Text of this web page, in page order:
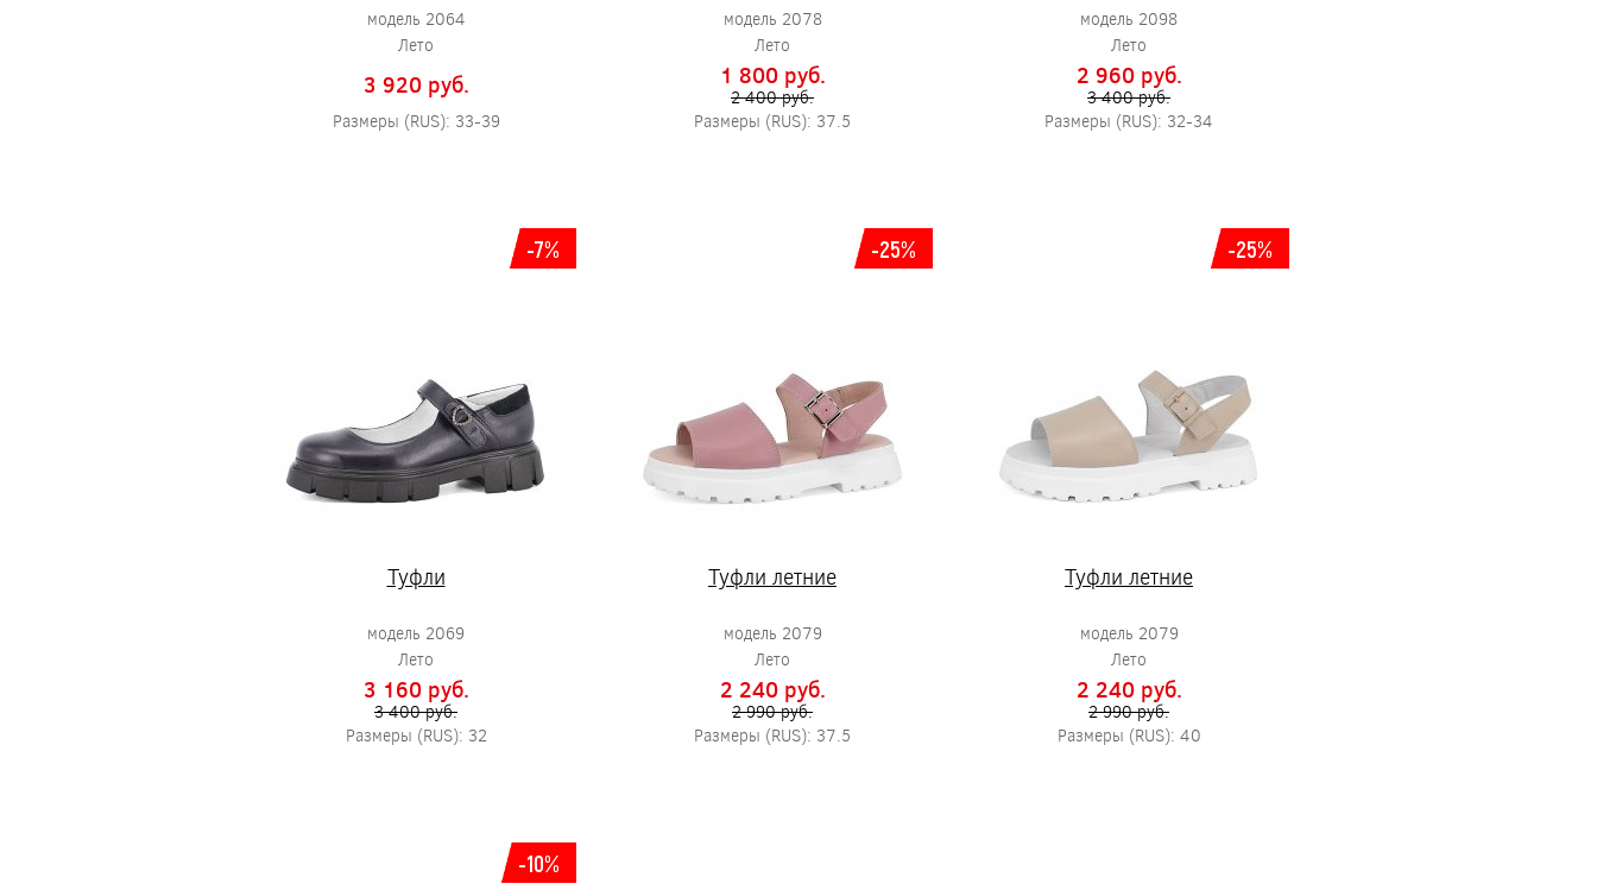
модель 2064
Лето
3 920 pуб.
Размеры (RUS): 33-39
модель 2078
Лето
1 800 pуб.
2 400 pуб.
Размеры (RUS): 37.5
модель 2098
Лето
2 960 pуб.
3 400 pуб.
Размеры (RUS): 32-34
-7%
Туфли
модель 2069
Лето
3 160 pуб.
3 400 pуб.
Размеры (RUS): 32
-25%
Туфли летние
модель 2079
Лето
2 240 pуб.
2 990 pуб.
Размеры (RUS): 37.5
-25%
Туфли летние
модель 2079
Лето
2 240 pуб.
2 990 pуб.
Размеры (RUS): 40
-10%